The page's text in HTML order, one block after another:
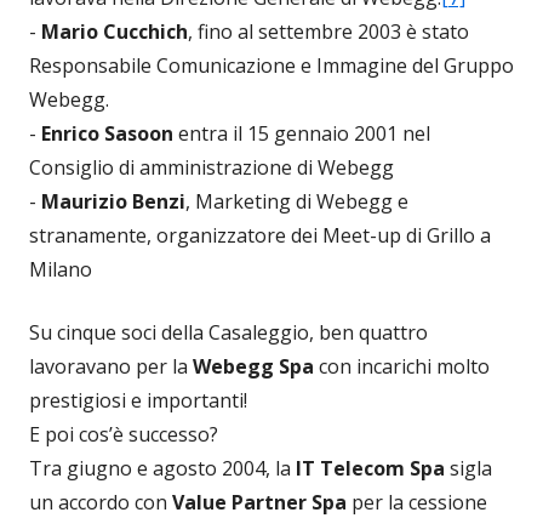
- Mario Cucchich, fino al settembre 2003 è stato
Responsabile Comunicazione e Immagine del Gruppo
Webegg.
- Enrico Sasoon entra il 15 gennaio 2001 nel
Consiglio di amministrazione di Webegg
- Maurizio Benzi, Marketing di Webegg e
stranamente, organizzatore dei Meet-up di Grillo a
Milano
Su cinque soci della Casaleggio, ben quattro
lavoravano per la Webegg Spa con incarichi molto
prestigiosi e importanti!
E poi cos’è successo?
Tra giugno e agosto 2004, la IT Telecom Spa sigla
un accordo con Value Partner Spa per la cessione